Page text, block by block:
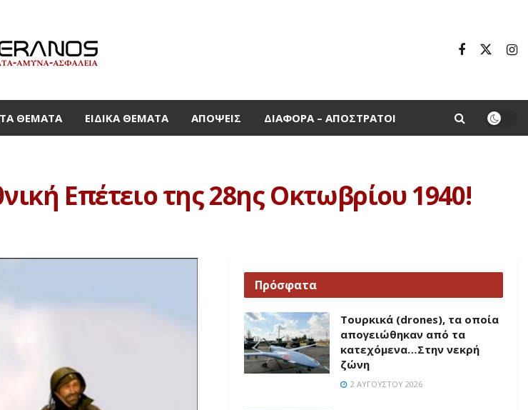
ΘΈΜΑΤΑ ΕΙΔΙΚΆ ΘΈΜΑΤΑ ΑΠΌΨΕΙΣ ΔΙΆΦΟΡΑ – ΑΠΌΣΤΡΑΤΟΙ
Επέτειο της 28ης Οκτωβρίου 1940!
Πρόσφατα
Τουρκικά (drones), τα οποία
απογειώθηκαν από τα
κατεχόμενα…Στην νεκρή
ζώνη
2 ΑΥΓΟΎΣΤΟΥ 2026